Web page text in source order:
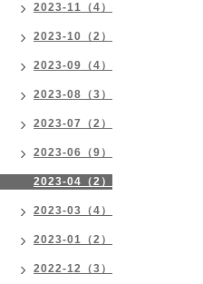
2023-11（4）
2023-10（2）
2023-09（4）
2023-08（3）
2023-07（2）
2023-06（9）
2023-04（2）
2023-03（4）
2023-01（2）
2022-12（3）